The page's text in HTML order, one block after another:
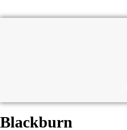
Blackburn